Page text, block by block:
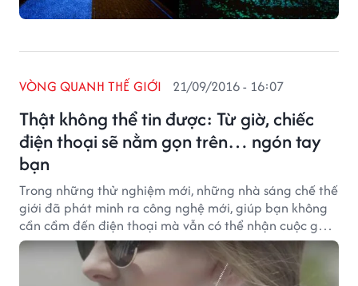
Thật không thể tin được: Từ giờ, chiếc
điện thoại sẽ nằm gọn trên… ngón tay
bạn
VÒNG QUANH THẾ GIỚI 21/09/2016 - 16:07
Trong những thử nghiệm mới, những nhà sáng chế thế
giới đã phát minh ra công nghệ mới, giúp bạn không
cần cầm đến điện thoại mà vẫn có thể nhận cuộc gọi
đến.